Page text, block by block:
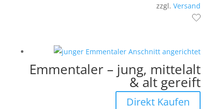
zzgl.Versand
Emmentaler – jung, mittelalt
& alt gereift
Direkt Kaufen